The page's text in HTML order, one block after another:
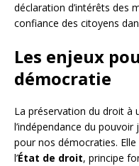
déclaration d’intérêts des
confiance des citoyens
Les enjeux
démocratie
La préservation du droit à
l’indépendance du
pour nos démocraties.
l’État de droit, principe